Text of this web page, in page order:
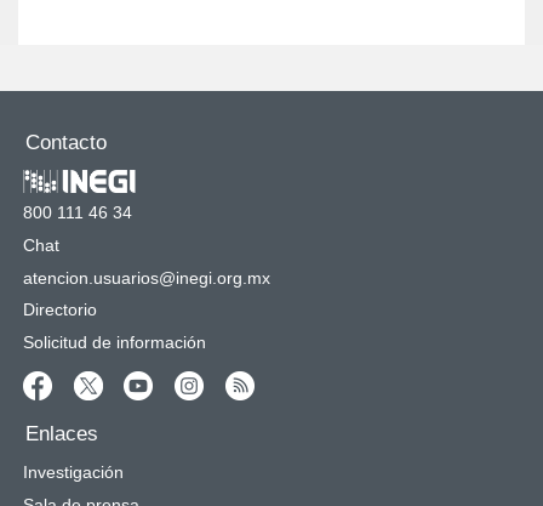
Contacto
800 111 46 34
Chat
atencion.usuarios@inegi.org.mx
Directorio
Solicitud de información
Enlaces
Investigación